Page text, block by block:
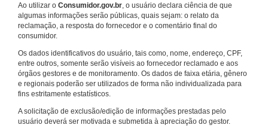
Ao utilizar o Consumidor.gov.br , o usuário declara ciência de que
algumas informações serão públicas, quais sejam: o relato da
reclamação, a resposta do fornecedor e o comentário final do
consumidor.
Os dados identificativos do usuário, tais como, nome, endereço, CPF,
entre outros, somente serão visíveis ao fornecedor reclamado e aos
órgãos gestores e de monitoramento. Os dados de faixa etária, gênero
e regionais poderão ser utilizados de forma não individualizada para
fins estritamente estatísticos.
A solicitação de exclusão/edição de informações prestadas pelo
usuário deverá ser motivada e submetida à apreciação do gestor.